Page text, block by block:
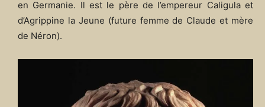
en Germanie. Il est le père de l’empereur Caligula et
d’Agrippine la Jeune (future femme de Claude et mère
de Néron).